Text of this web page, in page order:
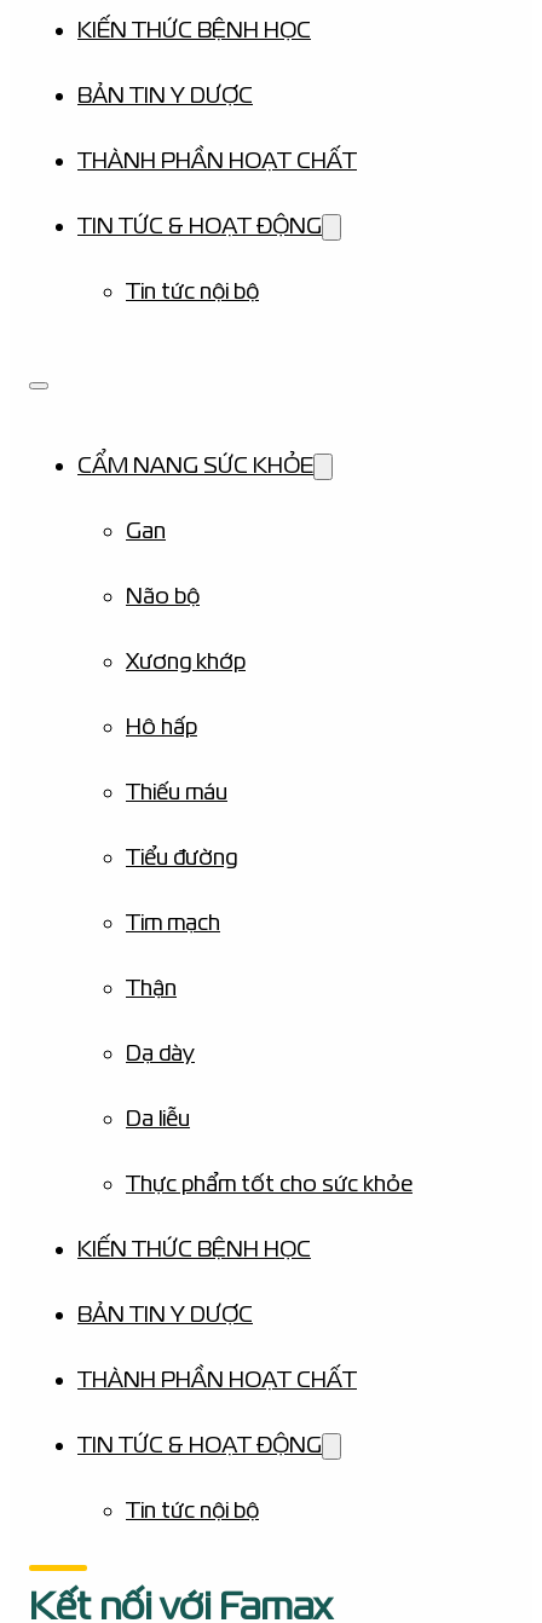
KIẾN THỨC BỆNH HỌC
BẢN TIN Y DƯỢC
THÀNH PHẦN HOẠT CHẤT
TIN TỨC & HOẠT ĐỘNG
Tin tức nội bộ
CẨM NANG SỨC KHỎE
Gan
Não bộ
Xương khớp
Hô hấp
Thiếu máu
Tiểu đường
Tim mạch
Thận
Dạ dày
Da liễu
Thực phẩm tốt cho sức khỏe
KIẾN THỨC BỆNH HỌC
BẢN TIN Y DƯỢC
THÀNH PHẦN HOẠT CHẤT
TIN TỨC & HOẠT ĐỘNG
Tin tức nội bộ
Kết nối với Famax